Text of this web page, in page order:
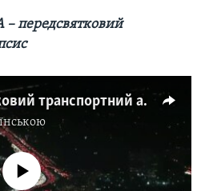
передсвятковий
У США – передсвятковий транспортний апокаліпсис. Відео
currently available